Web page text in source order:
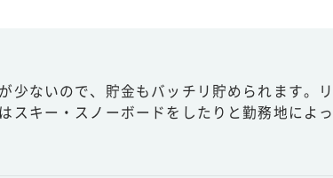
少ないので、貯金もバッチリ貯められます。
スキー・スノーボードをしたりと勤務地によ